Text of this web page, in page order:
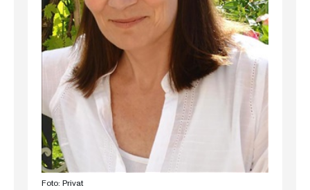
Foto: Privat